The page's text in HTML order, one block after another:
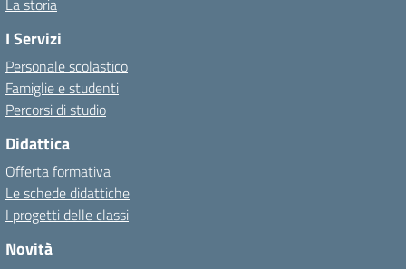
La storia
I Servizi
Personale scolastico
Famiglie e studenti
Percorsi di studio
Didattica
Offerta formativa
Le schede didattiche
I progetti delle classi
Novità